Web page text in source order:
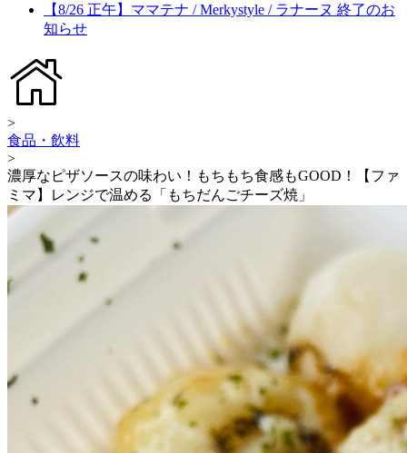
【8/26 正午】ママテナ / Merkystyle / ラナーヌ 終了のお
知らせ
>
食品・飲料
>
濃厚なピザソースの味わい！もちもち食感もGOOD！【ファ
ミマ】レンジで温める「もちだんごチーズ焼」